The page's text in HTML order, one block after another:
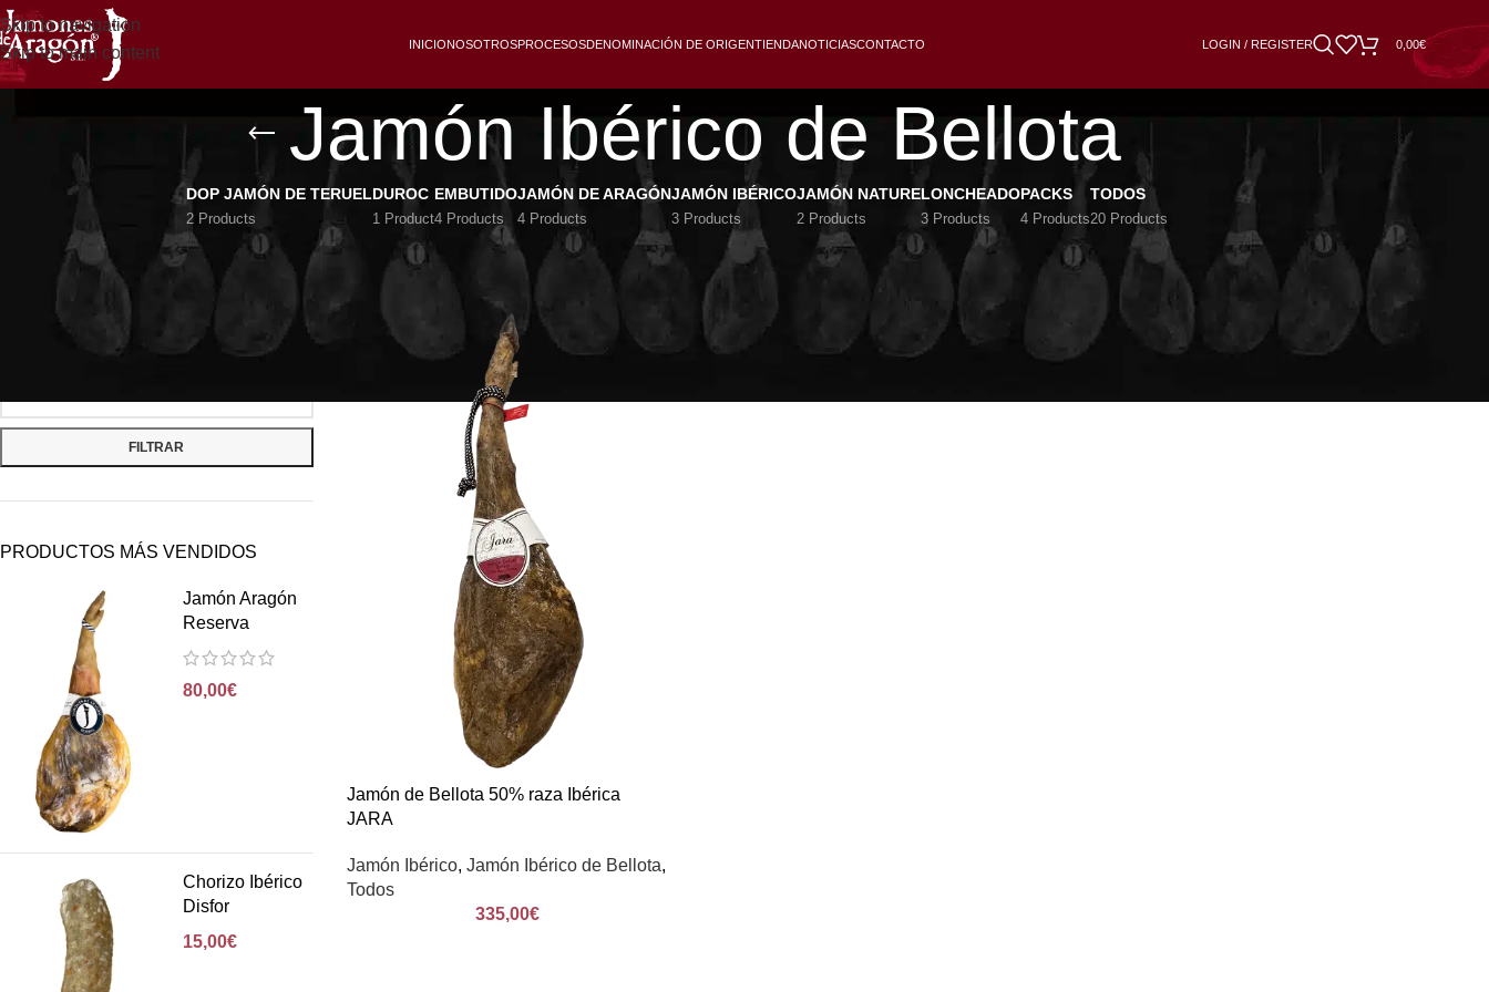
Skip to navigation
Skip to main content
INICIONOSOTROSPROCESOSDENOMINACIÓN DE ORIGENTIENDANOTICIASCONTACTO LOGIN / REGISTER 0,00€
Jamón Ibérico de Bellota
DOP JAMÓN DE TERUEL
2 Products
DUROC
1 Product
EMBUTIDO
4 Products
JAMÓN DE ARAGÓN
4 Products
JAMÓN IBÉRICO
3 Products
JAMÓN NATURE
2 Products
LONCHEADO
3 Products
PACKS
4 Products
TODOS
20 Products
FILTRAR POR PRECIO
FILTRAR
PRODUCTOS MÁS VENDIDOS
Jamón Aragón
Reserva
80,00€
Chorizo Ibérico
Disfor
15,00€
Jamón Ibérico/ Jamón Ibérico de Bellota Show 9 12 18
Jamón de Bellota 50% raza Ibérica
JARA
Jamón Ibérico, Jamón Ibérico de Bellota,
Todos
335,00€